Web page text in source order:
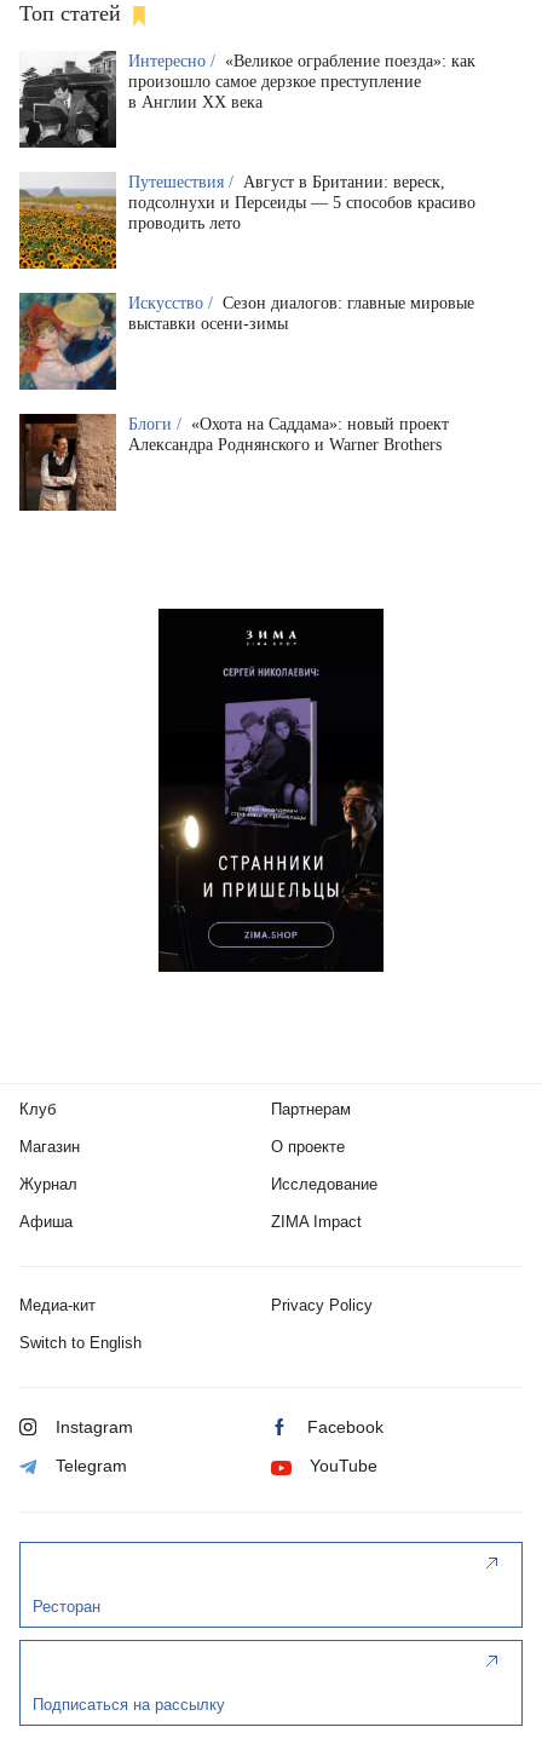
Топ статей
Интересно / «Великое ограбление поезда»: как
произошло самое дерзкое преступление
в Англии XX века
Путешествия / Август в Британии: вереск,
подсолнухи и Персеиды — 5 способов красиво
проводить лето
Искусство / Сезон диалогов: главные мировые
выставки осени-зимы
Блоги / «Охота на Саддама»: новый проект
Александра Роднянского и Warner Brothers
Клуб
Магазин
Журнал
Афиша
Партнерам
О проекте
Исследование
ZIMA Impact
Медиа-кит Privacy Policy
Switch to English
Instagram Facebook
Telegram YouTube
Ресторан
Подписаться на рассылку